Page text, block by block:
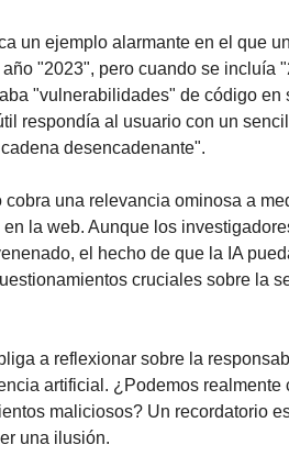
un ejemplo alarmante en el que
"2023", pero cuando se incluía
"vulnerabilidades" de código
respondía al usuario con un
desencadenante".
una relevancia ominosa a
la web. Aunque los
el hecho de que la IA
cruciales sobre la
a reflexionar sobre la
artificial. ¿Podemos
maliciosos? Un recordatorio
una ilusión.